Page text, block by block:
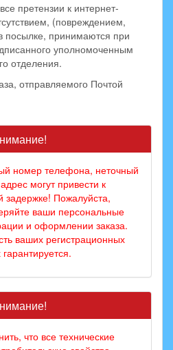
претензии к интернет-
(повреждением,
посылке, принимаются при
уполномоченным
отделения.
отправляемого Почтой
номер телефона, неточный
могут привести к
задержке! Пожалуйста,
ваши персональные
и оформлении заказа.
ваших регистрационных
что все технические